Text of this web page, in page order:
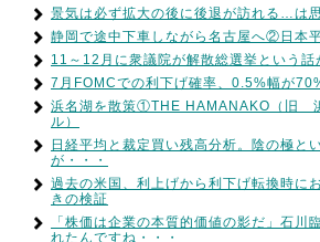
景気は必ず拡大の後に後退が訪れる…は
静岡で途中下車しながら名古屋へ②日本
11～12月に衆議院が解散総選挙という話
7月FOMCでの利下げ確率、0.5%幅が
浜名湖を散策①THE HAMANAKO（旧
ル）
日経平均と裁定買い残高分析。陰の極と
が・・・
過去の米国、利上げから利下げ転換時に
きの検証
「株価は企業の本質的価値の影だ」石川
れたんですね・・・